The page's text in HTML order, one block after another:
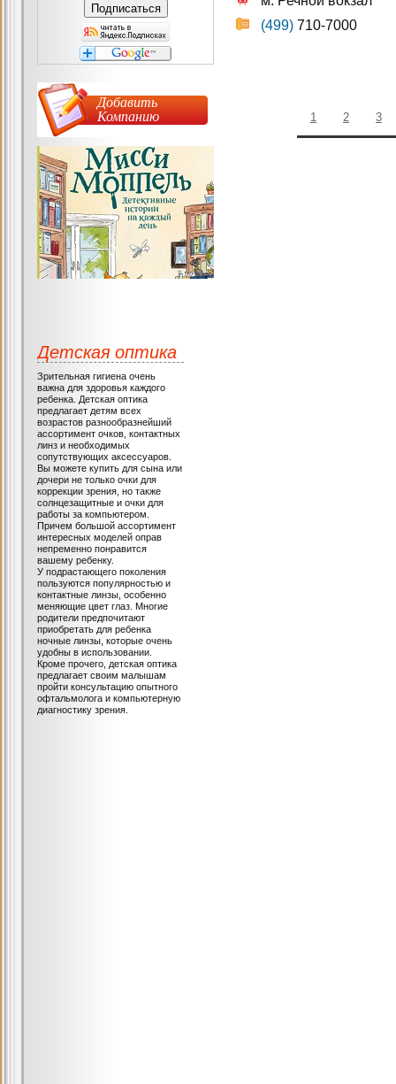
(499) 710-7000
1 2 3
Добавить
Компанию
Детская оптика
Зрительная гигиена очень
важна для здоровья каждого
ребенка. Детская оптика
предлагает детям всех
возрастов разнообразнейший
ассортимент очков, контактных
линз и необходимых
сопутствующих аксессуаров.
Вы можете купить для сына или
дочери не только очки для
коррекции зрения, но также
солнцезащитные и очки для
работы за компьютером.
Причем большой ассортимент
интересных моделей оправ
непременно понравится
вашему ребенку.
У подрастающего поколения
пользуются популярностью и
контактные линзы, особенно
меняющие цвет глаз. Многие
родители предпочитают
приобретать для ребенка
ночные линзы, которые очень
удобны в использовании.
Кроме прочего, детская оптика
предлагает своим малышам
пройти консультацию опытного
офтальмолога и компьютерную
диагностику зрения.